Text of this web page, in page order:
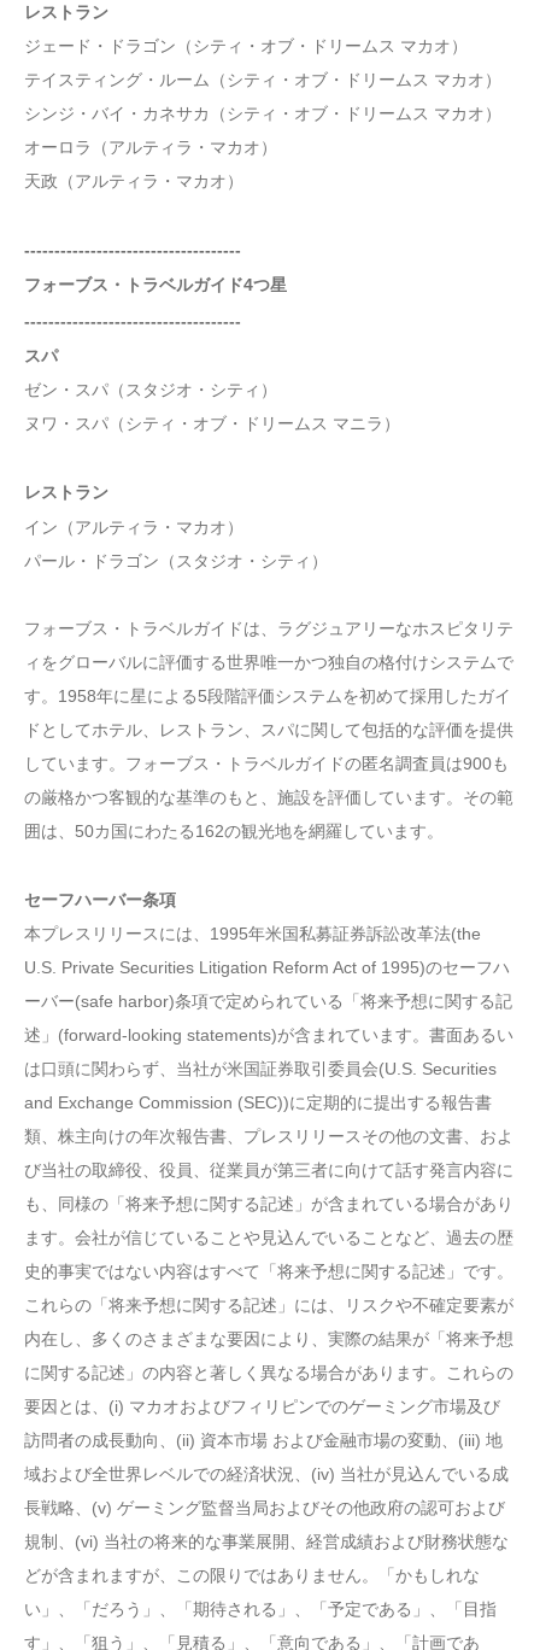
レストラン
ジェード・ドラゴン（シティ・オブ・ドリームス マカオ）
テイスティング・ルーム（シティ・オブ・ドリームス マカオ）
シンジ・バイ・カネサカ（シティ・オブ・ドリームス マカオ）
オーロラ（アルティラ・マカオ）
天政（アルティラ・マカオ）
------------------------------------
フォーブス・トラベルガイド4つ星
------------------------------------
スパ
ゼン・スパ（スタジオ・シティ）
ヌワ・スパ（シティ・オブ・ドリームス マニラ）
レストラン
イン（アルティラ・マカオ）
パール・ドラゴン（スタジオ・シティ）
フォーブス・トラベルガイドは、ラグジュアリーなホスピタリテ
ィをグローバルに評価する世界唯一かつ独自の格付けシステムで
す。1958年に星による5段階評価システムを初めて採用したガイ
ドとしてホテル、レストラン、スパに関して包括的な評価を提供
しています。フォーブス・トラベルガイドの匿名調査員は900も
の厳格かつ客観的な基準のもと、施設を評価しています。その範
囲は、50カ国にわたる162の観光地を網羅しています。
セーフハーバー条項
本プレスリリースには、1995年米国私募証券訴訟改革法(the
U.S. Private Securities Litigation Reform Act of 1995)のセーフハ
ーバー(safe harbor)条項で定められている「将来予想に関する記
述」(forward-looking statements)が含まれています。書面あるい
は口頭に関わらず、当社が米国証券取引委員会(U.S. Securities
and Exchange Commission (SEC))に定期的に提出する報告書
類、株主向けの年次報告書、プレスリリースその他の文書、およ
び当社の取締役、役員、従業員が第三者に向けて話す発言内容に
も、同様の「将来予想に関する記述」が含まれている場合があり
ます。会社が信じていることや見込んでいることなど、過去の歴
史的事実ではない内容はすべて「将来予想に関する記述」です。
これらの「将来予想に関する記述」には、リスクや不確定要素が
内在し、多くのさまざまな要因により、実際の結果が「将来予想
に関する記述」の内容と著しく異なる場合があります。これらの
要因とは、(i) マカオおよびフィリピンでのゲーミング市場及び
訪問者の成長動向、(ii) 資本市場 および金融市場の変動、(iii) 地
域および全世界レベルでの経済状況、(iv) 当社が見込んでいる成
長戦略、(v) ゲーミング監督当局およびその他政府の認可および
規制、(vi) 当社の将来的な事業展開、経営成績および財務状態な
どが含まれますが、この限りではありません。「かもしれな
い」、「だろう」、「期待される」、「予定である」、「目指
す」、「狙う」、「見積る」、「意向である」、「計画であ